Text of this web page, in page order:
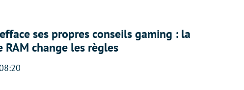
ses propres conseils gaming : la
RAM change les règles